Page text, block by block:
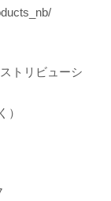
トリビューシ